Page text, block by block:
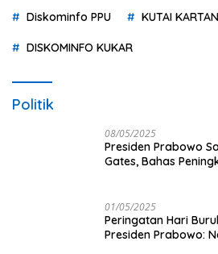
Diskominfo PPU KUTAI
DISKOMINFO KUKAR
Politik
08/05/2025
Presiden Prabowo
Gates, Bahas
01/05/2025
Peringatan Hari
Presiden Prabowo: